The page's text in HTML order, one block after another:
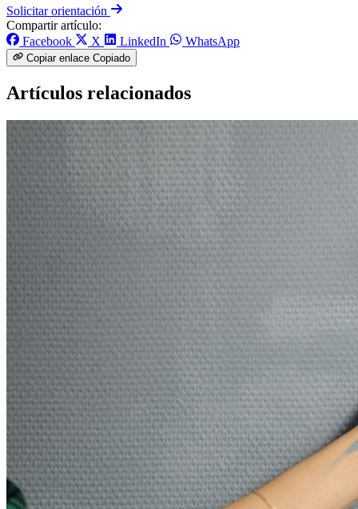
Solicitar orientación
Compartir artículo:
Facebook
X LinkedIn WhatsApp
Copiar enlace Copiado
Artículos relacionados